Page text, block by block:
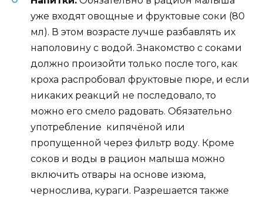
уже входят овощные и фруктовые соки (80
мл). В этом возрасте лучше разбавлять их
наполовину с водой. Знакомство с соками
должно произойти только после того, как
кроха распробовал фруктовые пюре, и если
никаких реакций не последовало, то
можно его смело радовать. Обязательно
употребление кипячёной или
пропущенной через фильтр воду. Кроме
соков и воды в рацион малыша можно
включить отвары на основе изюма,
чернослива, кураги. Разрешается также